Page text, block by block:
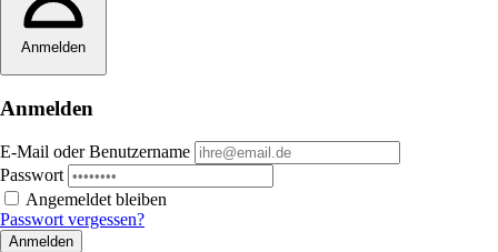
Anmelden
Anmelden
E-Mail oder Benutzername
Passwort
Angemeldet bleiben
Passwort vergessen?
Anmelden